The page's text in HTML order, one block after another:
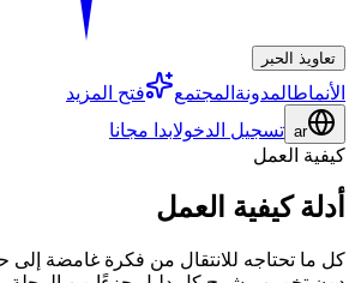
تعاويذ الحبر
الأنماطالمدونةالمجتمع فتح المزيد
ar تسجيل الدخولابدا مجانا
كيفية العمل
أدلة كيفية العمل
كل ما تحتاجه للانتقال من فكرة غامضة إلى